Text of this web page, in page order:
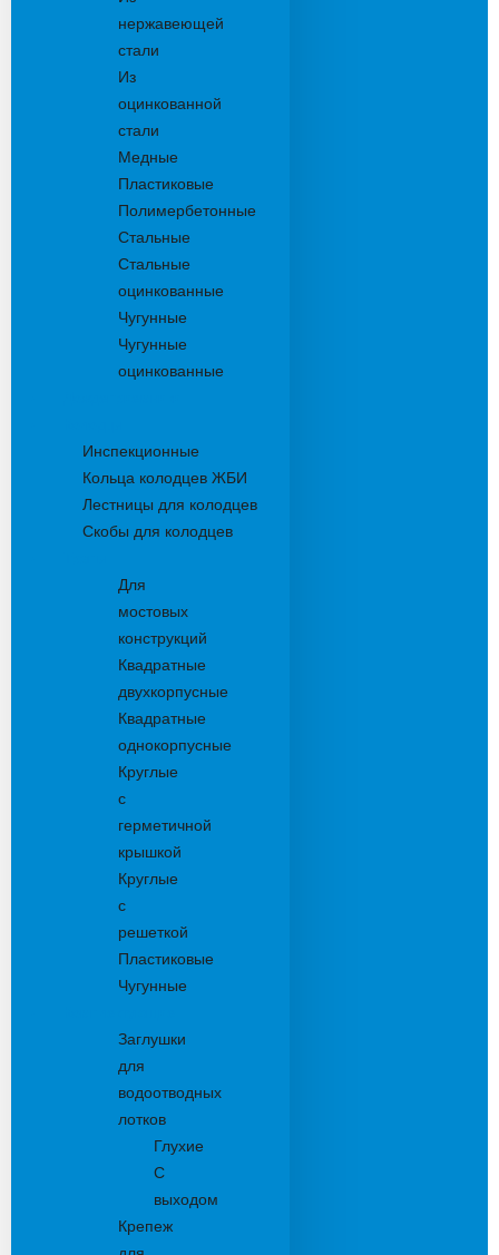
нержавеющей
стали
Из
оцинкованной
стали
Медные
Пластиковые
Полимербетонные
Стальные
Стальные
оцинкованные
Чугунные
Чугунные
оцинкованные
Инспекционные
Кольца колодцев ЖБИ
Лестницы для колодцев
Скобы для колодцев
Для
мостовых
конструкций
Квадратные
двухкорпусные
Квадратные
однокорпусные
Круглые
с
герметичной
крышкой
Круглые
с
решеткой
Пластиковые
Чугунные
Заглушки
для
водоотводных
лотков
Глухие
С
выходом
Крепеж